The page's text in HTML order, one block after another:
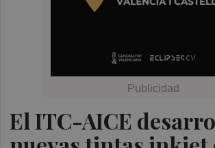
El ITC-AICE